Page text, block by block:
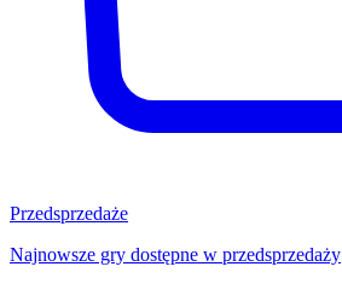
Przedsprzedaże
Najnowsze gry dostępne w przedsprzedaży